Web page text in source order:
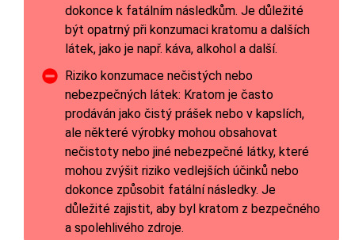
dokonce k fatálním následkům. Je důležité
být opatrný při konzumaci kratomu a dalších
látek, jako je např. káva, alkohol a další.
Riziko konzumace nečistých nebo
nebezpečných látek: Kratom je často
prodáván jako čistý prášek nebo v kapslích,
ale některé výrobky mohou obsahovat
nečistoty nebo jiné nebezpečné látky, které
mohou zvýšit riziko vedlejších účinků nebo
dokonce způsobit fatální následky. Je
důležité zajistit, aby byl kratom z bezpečného
a spolehlivého zdroje.